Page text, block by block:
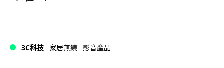
3C科技 家居無線 影音產品